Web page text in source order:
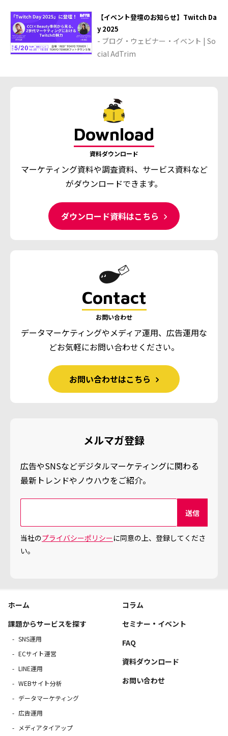
【イベント登壇のお知らせ】Twitch Da
y 2025
- ブログ・ウェビナー・イベント | So
cial AdTrim
Download
資料ダウンロード
マーケティング資料や調査資料、 サービス資料など
がダウンロードできます。
ダウンロード資料はこちら
Contact
お問い合わせ
データマーケティングやメディア運用、広告運用な
どお気軽にお問い合わせください。
お問い合わせはこちら
メルマガ登録
広告やSNSなどデジタルマーケティングに関わる
最新トレンドやノウハウをご紹介。
当社のプライバシーポリシーに同意の上、登録してくださ
い。
ホーム
課題からサービスを探す
SNS運用
ECサイト運営
LINE運用
WEBサイト分析
データマーケティング
広告運用
メディアタイアップ
コラム
セミナー・イベント
FAQ
資料ダウンロード
お問い合わせ